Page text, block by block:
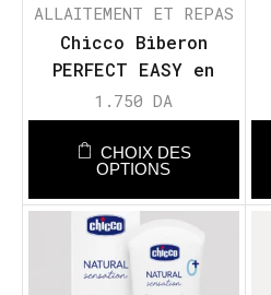
ALLAITEMENT ET REPAS
Chicco Biberon
PERFECT EASY en
Verre 240 ml – Flux
Lent
1.750DA
CHOIX DES
OPTIONS